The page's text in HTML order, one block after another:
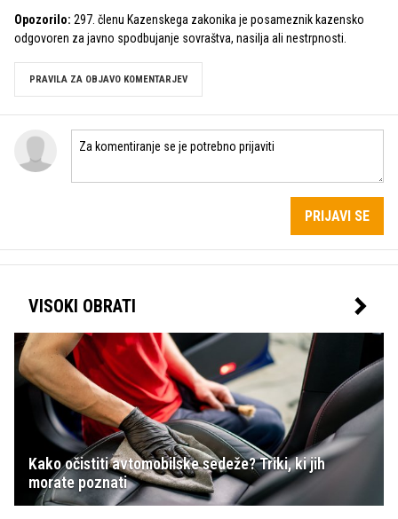
Opozorilo: 297. členu Kazenskega zakonika je posameznik kazensko
odgovoren za javno spodbujanje sovraštva, nasilja ali nestrpnosti.
PRAVILA ZA OBJAVO KOMENTARJEV
PRIJAVI SE
VISOKI OBRATI
Kako očistiti avtomobilske sedeže? Triki, ki jih
morate poznati